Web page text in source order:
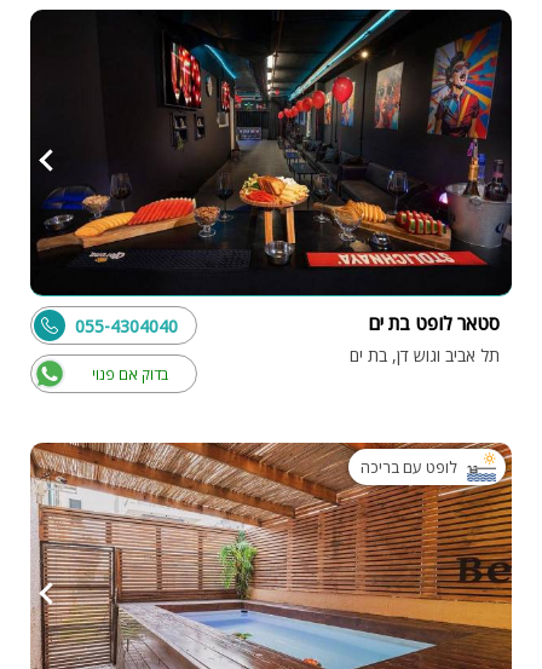
סטאר לופט בת ים
תל אביב וגוש דן, בת ים
בדוק אם פנוי
055-4304040
לופט עם בריכה